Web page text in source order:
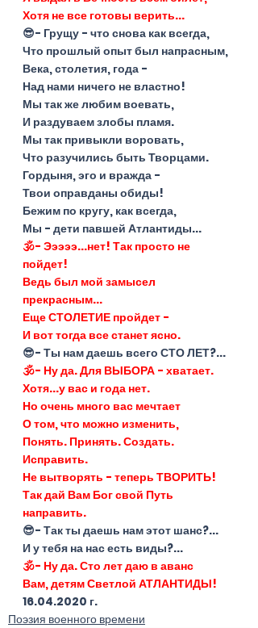
Хотя не все готовы верить...
😎- Грущу - что снова как всегда,
Что прошлый опыт был напрасным,
Века, столетия, года -
Над нами ничего не властно!
Мы так же любим воевать,
И раздуваем злобы пламя.
Мы так привыкли воровать,
Что разучились быть Творцами.
Гордыня, эго и вражда -
Твои оправданы обиды!
Бежим по кругу, как всегда,
Мы - дети павшей Атлантиды...
🕉- Эээээ...нет! Так просто не
пойдет!
Ведь был мой замысел
прекрасным...
Еще СТОЛЕТИЕ пройдет -
И вот тогда все станет ясно.
😎- Ты нам даешь всего СТО ЛЕТ?...
🕉- Ну да. Для ВЫБОРА - хватает.
Хотя...у вас и года нет.
Но очень много вас мечтает
О том, что можно изменить,
Понять. Принять. Создать.
Исправить.
Не вытворять - теперь ТВОРИТЬ!
Так дай Вам Бог свой Путь
направить.
😎- Так ты даешь нам этот шанс?...
И у тебя на нас есть виды?...
🕉- Ну да. Сто лет даю в аванс
Вам, детям Светлой АТЛАНТИДЫ!
16.04.2020 г.
Поэзия военного времени